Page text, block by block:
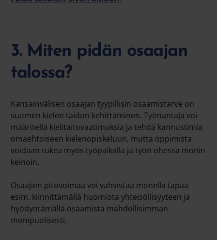
3. Miten pidän osaajan
talossa?
Kansainvälisen osaajan tyypillisin osaamistarve on
suomen kielen taidon kehittäminen. Työnantaja voi
määritellä kielitaitovaatimuksia ja tehdä kannustimia
omaehtoiseen kielenopiskeluun, mutta oppimista
voidaan tukea myös työpaikalla ja työn ohessa monin
keinoin.
Osaajien pitovoimaa voi vahvistaa monella tapaa
esim. kiinnittämällä huomiota yhteisöllisyyteen ja
hyödyntämällä osaamista mahdollisimman
monipuolisesti.